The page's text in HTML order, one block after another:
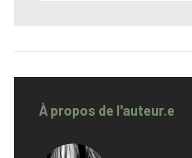
À propos de l'auteur.e